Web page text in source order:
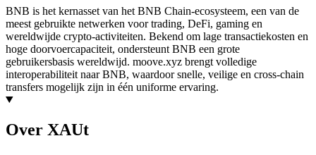
BNB is het kernasset van het BNB Chain-ecosysteem, een van de
meest gebruikte netwerken voor trading, DeFi, gaming en
wereldwijde crypto-activiteiten. Bekend om lage transactiekosten en
hoge doorvoercapaciteit, ondersteunt BNB een grote
gebruikersbasis wereldwijd. moove.xyz brengt volledige
interoperabiliteit naar BNB, waardoor snelle, veilige en cross-chain
transfers mogelijk zijn in één uniforme ervaring.
Over XAUt